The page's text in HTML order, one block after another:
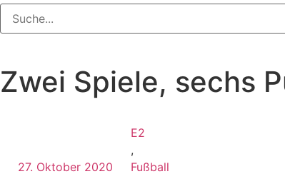
Zwei Spiele, sechs
27. Oktober 2020
E2
,
Fußball